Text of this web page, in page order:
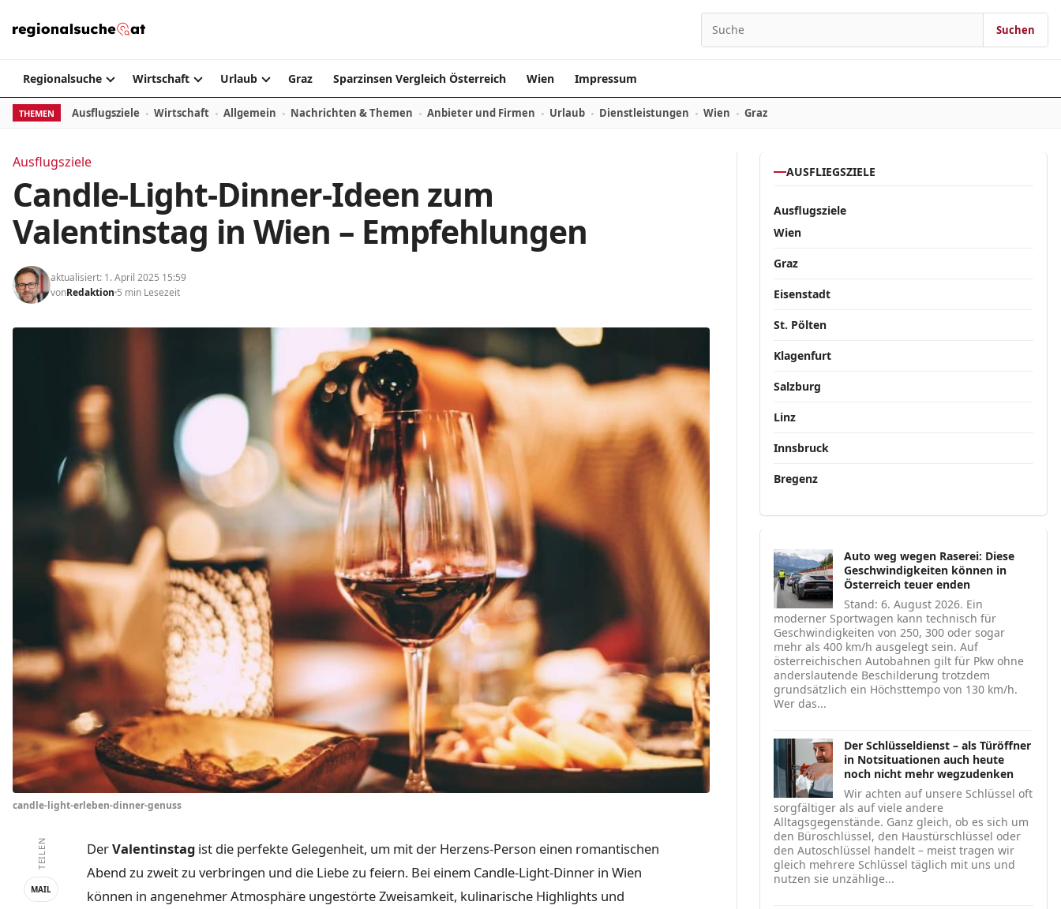
Suchen nach:
Suchen
Regionalsuche Wirtschaft Urlaub Graz Sparzinsen Vergleich Österreich Wien Impressum
THEMEN Ausflugsziele Wirtschaft Allgemein Nachrichten & Themen Anbieter und Firmen Urlaub Dienstleistungen Wien Graz
Ausflugsziele
Candle-Light-Dinner-Ideen zum
Valentinstag in Wien – Empfehlungen
aktualisiert: 1. April 2025 15:59
vonRedaktion 5 min Lesezeit
candle-light-erleben-dinner-genuss
TEILEN
MAIL
DerValentinstag ist die perfekte Gelegenheit, um mit der Herzens-Person einen romantischen
Abend zu zweit zu verbringen und die Liebe zu feiern. Bei einem Candle-Light-Dinner in Wien
können in angenehmer Atmosphäre ungestörte Zweisamkeit, kulinarische Highlights und
AUSFLIEGSZIELE
Ausflugsziele
Wien
Graz
Eisenstadt
St. Pölten
Klagenfurt
Salzburg
Linz
Innsbruck
Bregenz
Auto weg wegen Raserei: Diese
Geschwindigkeiten können in
Österreich teuer enden
Stand: 6. August 2026. Ein
moderner Sportwagen kann technisch für
Geschwindigkeiten von 250, 300 oder sogar
mehr als 400 km/h ausgelegt sein. Auf
österreichischen Autobahnen gilt für Pkw ohne
anderslautende Beschilderung trotzdem
grundsätzlich ein Höchsttempo von 130 km/h.
Wer das...
Der Schlüsseldienst – als Türöffner
in Notsituationen auch heute
noch nicht mehr wegzudenken
Wir achten auf unsere Schlüssel oft
sorgfältiger als auf viele andere
Alltagsgegenstände. Ganz gleich, ob es sich um
den Büroschlüssel, den Haustürschlüssel oder
den Autoschlüssel handelt – meist tragen wir
gleich mehrere Schlüssel täglich mit uns und
nutzen sie unzählige...